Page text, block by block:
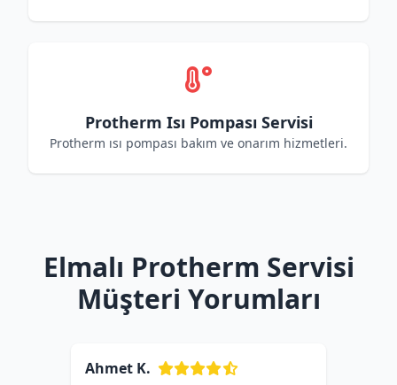
Protherm Isı Pompası Servisi
Protherm ısı pompası bakım ve onarım hizmetleri.
Elmalı Protherm Servisi
Müşteri Yorumları
Ahmet K.